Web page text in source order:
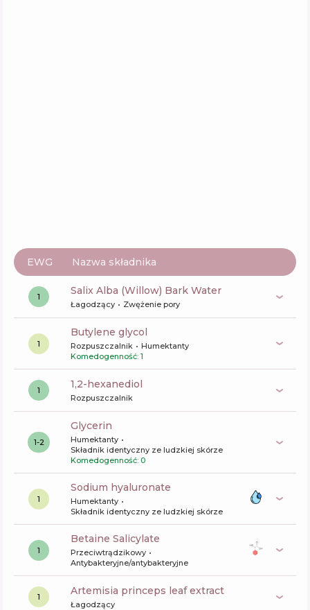
EWG Nazwa składnika
1 Salix Alba (Willow) Bark Water
Łagodzący Zwężenie pory
1
butylene glycol
Rozpuszczalnik
Humektanty
Komedogenność: 1
1 1,2-hexanediol
Rozpuszczalnik
1-2
glycerin
Humektanty
Składnik identyczny ze ludzkiej skórze
Komedogenność: 0
1
sodium hyaluronate
Humektanty
Składnik identyczny ze ludzkiej skórze
1
Betaine Salicylate
Przeciwtrądzikowy
Antybakteryjne/antybakteryjne
1 artemisia princeps leaf extract
Łagodzący